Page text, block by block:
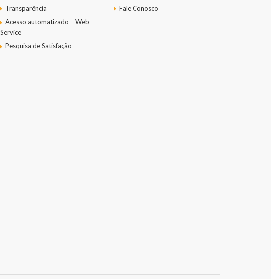
Transparência
Acesso automatizado – Web
Service
Pesquisa de Satisfação
Fale Conosco